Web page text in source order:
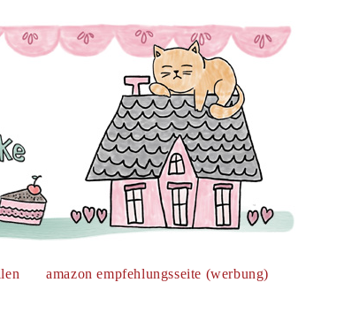
amazon empfehlungsseite (werbung)